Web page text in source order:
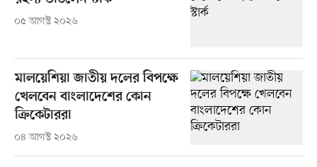
০৫ আগস্ট ২০২৬
মালয়েশিয়া জাতীয় দলের বিপক্ষে
খেলবেন বাংলাদেশের কোন
ক্রিকেটাররা
০৪ আগস্ট ২০২৬